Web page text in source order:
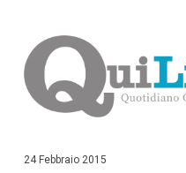
i24 Febbraio 2015